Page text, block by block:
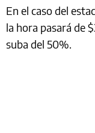
En el caso del
la hora pasará de
suba del 50%.